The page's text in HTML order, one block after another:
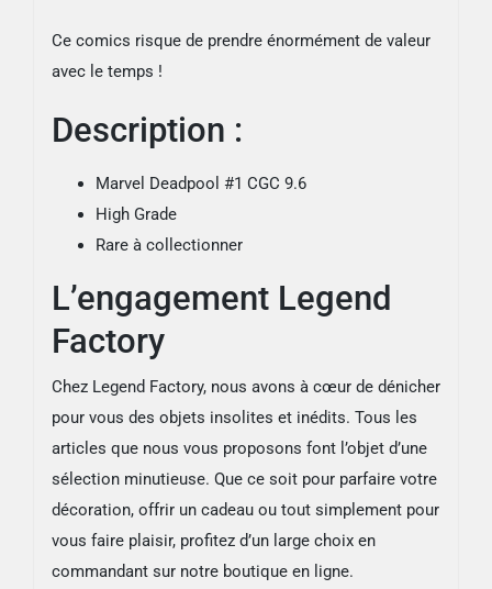
Ce comics risque de prendre énormément de valeur
avec le temps !
Description :
Marvel Deadpool #1 CGC 9.6
High Grade
Rare à collectionner
L’engagement Legend
Factory
Chez Legend Factory, nous avons à cœur de dénicher
pour vous des objets insolites et inédits. Tous les
articles que nous vous proposons font l’objet d’une
sélection minutieuse. Que ce soit pour parfaire votre
décoration, offrir un cadeau ou tout simplement pour
vous faire plaisir, profitez d’un large choix en
commandant sur notre boutique en ligne.